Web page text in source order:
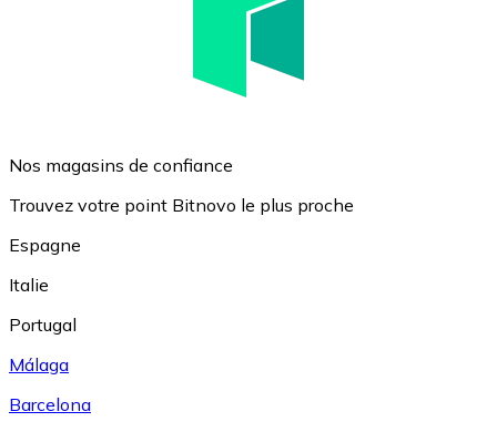
Nos magasins de confiance
Trouvez votre point Bitnovo le plus proche
Espagne
Italie
Portugal
Málaga
Barcelona